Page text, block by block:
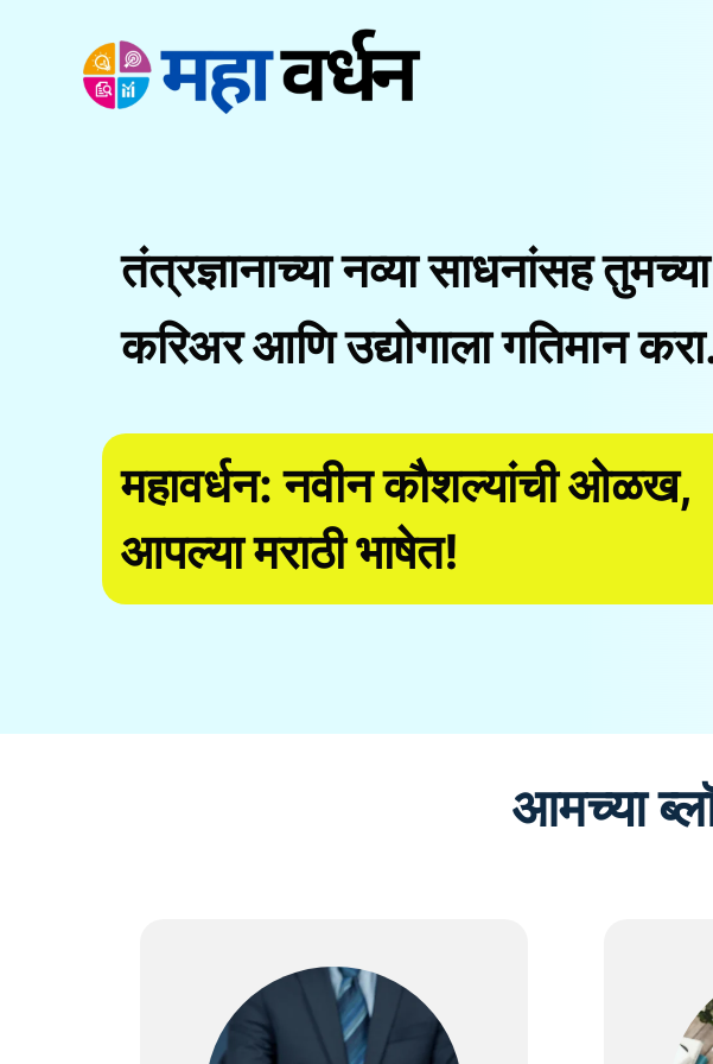
तंत्रज्ञानाच्या नव्या साधनांसह तुमच्या
करिअर आणि उद्योगाला गतिमान
महावर्धन: नवीन कौशल्यांची ओळख,
आपल्या मराठी भाषेत!
आमच्या